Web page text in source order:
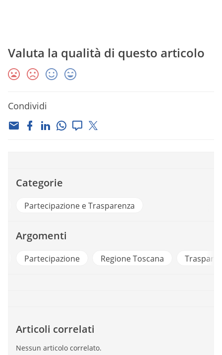
Valuta la qualità di questo articolo
Condividi
Categorie
Partecipazione e Trasparenza
Argomenti
Partecipazione Regione Toscana
Articoli correlati
Nessun articolo correlato.